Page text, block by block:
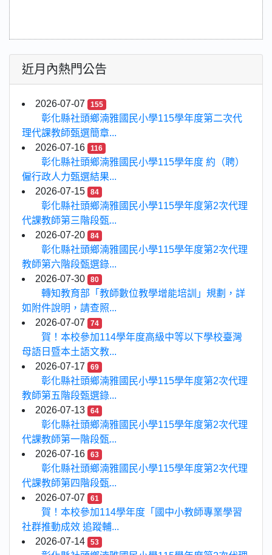
近月內熱門公告
2026-07-07 155
彰化縣社頭鄉湳雅國民小學115學年度第二次代
理代課教師甄選簡章...
2026-07-16
116
彰化縣社頭鄉湳雅國民小學115學年度 約（聘）
僱行政人力甄選結果...
2026-07-15
84
彰化縣社頭鄉湳雅國民小學115學年度第2次代理
代課教師第三階段甄...
2026-07-20
84
彰化縣社頭鄉湳雅國民小學115學年度第2次代理
教師第六階段甄選錄...
2026-07-30
80
轉知教育部「教師數位教學增能培訓」規劃，詳
如附件說明，請查照...
2026-07-07
74
賀！本校參加114學年度高級中等以下學校臺灣
母語日暨本土語文教...
2026-07-17
69
彰化縣社頭鄉湳雅國民小學115學年度第2次代理
教師第五階段甄選錄...
2026-07-13
64
彰化縣社頭鄉湳雅國民小學115學年度第2次代理
代課教師第一階段甄...
2026-07-16
63
彰化縣社頭鄉湳雅國民小學115學年度第2次代理
代課教師第四階段甄...
2026-07-07
61
賀！本校參加114學年度「國中小教師專業學習
社群推動成效 追蹤輔...
2026-07-14
53